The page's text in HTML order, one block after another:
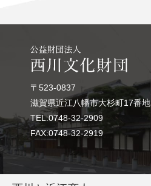
〒523-0837
滋賀県近江八幡市大杉町17番地
TEL:0748-32-2909
FAX:0748-32-2919